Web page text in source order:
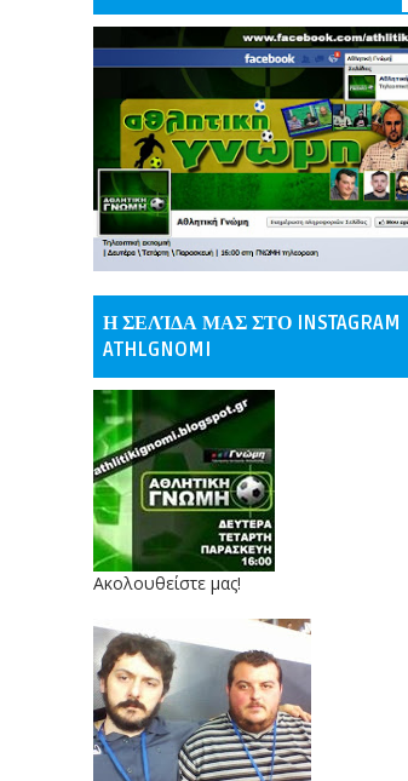
Η ΣΕΛΊΔΑ ΜΑΣ ΣΤΟ INSTAGRAM
ATHLGNOMI
Ακολουθείστε μας!